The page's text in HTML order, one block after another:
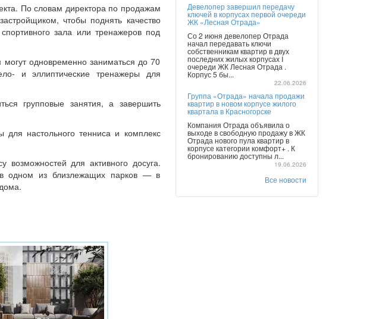
По словам директора по продажам
чтобы поднять качество
зала или тренажеров под
одновременно заниматься до 70
и эллиптические тренажеры для
групповые занятия, а завершить
для настольного тенниса и комплекс
для активного досуга.
одном из близлежащих парков — в
Девелопер завершил передачу
ключей в корпусах первой очереди
ЖК «Лесная Отрада»
Со 2 июня девелопер Отрада
начал передавать ключи
собственникам квартир в двух
последних жилых корпусах I
очереди ЖК Лесная Отрада .
Корпус 5 бы...
22.06.2026
Группа «Отрада» начала продажи
квартир в новом корпусе жилого
квартала в Красногорске
Компания Отрада объявила о
выходе в свободную продажу в ЖК
Отрада нового пула квартир в
корпусе категории комфорт+ . К
бронированию доступны л...
19.06.2026
Все новости